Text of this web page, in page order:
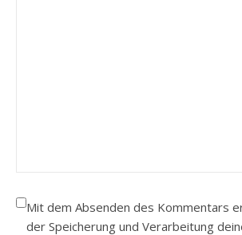
Mit dem Absenden des Kommentars
der Speicherung und Verarbeitung